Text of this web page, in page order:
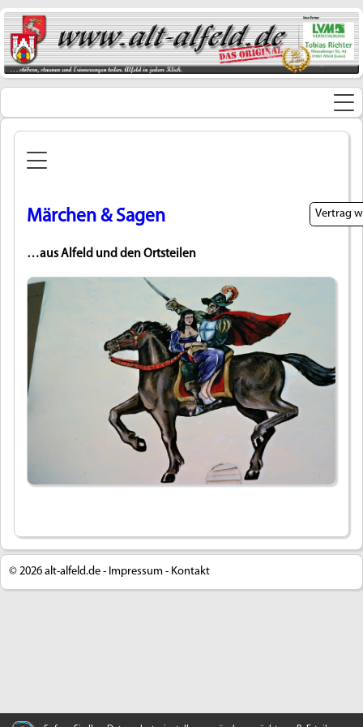
Märchen & Sagen
…aus Alfeld und den Ortsteilen
© 2026 alt-alfeld.de - Impressum - Kontakt
Vertrag
Widerrufsformular
Widerruf bestätigen